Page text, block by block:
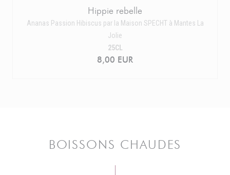
Hippie rebelle
Ananas Passion Hibiscus par la Maison SPECHT à Mantes La
Jolie
8,00 EUR
25CL
BOISSONS CHAUDES